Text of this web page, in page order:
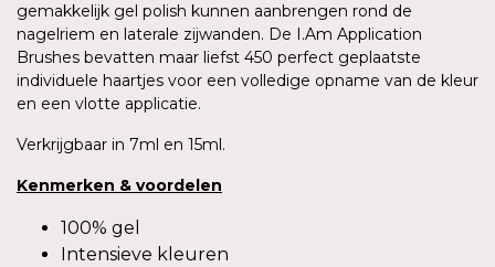
gemakkelijk gel polish kunnen aanbrengen rond de
nagelriem en laterale zijwanden. De I.Am Application
Brushes bevatten maar liefst 450 perfect geplaatste
individuele haartjes voor een volledige opname van de kleur
en een vlotte applicatie.
Verkrijgbaar in 7ml en 15ml.
Kenmerken & voordelen
100% gel
Intensieve kleuren